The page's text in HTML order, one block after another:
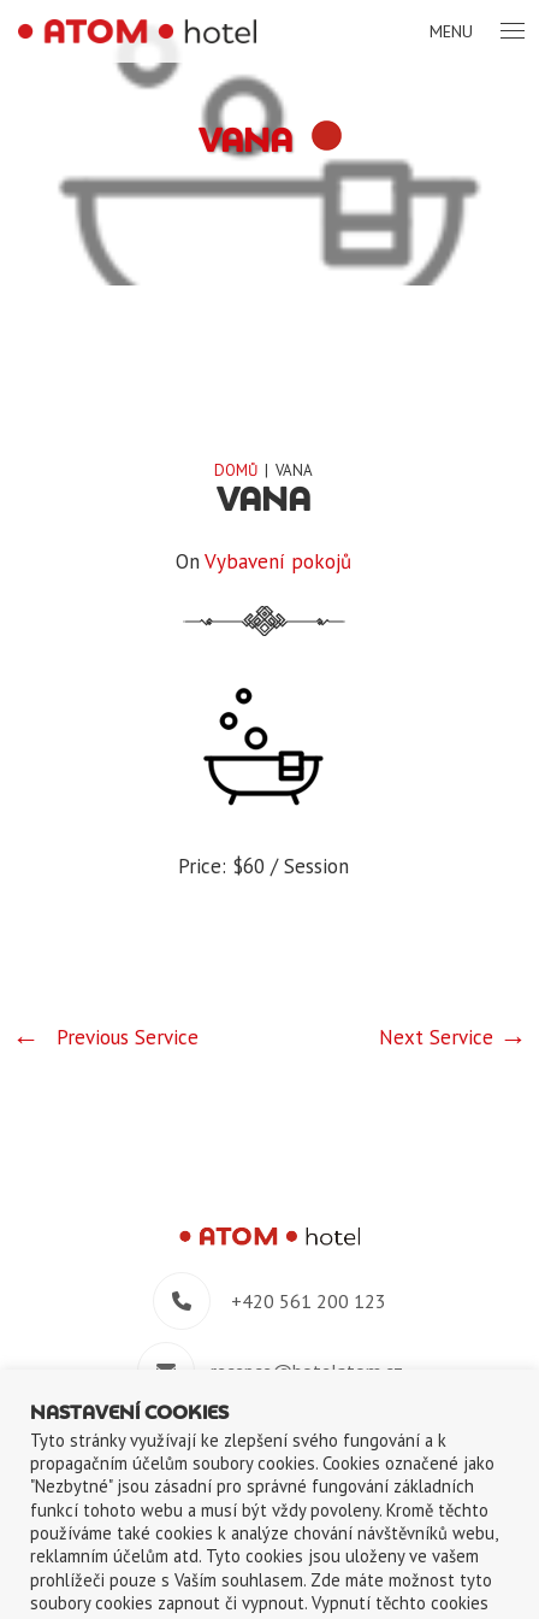
MENU
VANA
DOMŮ | VANA
VANA
On Vybavení pokojů
Price: $60 / Session
Previous Service Next Service
+420 561 200 123
recepce@hotelatom.cz
+420 739 348 914
Velkomeziříčská 640/45, 674 01 Třebíč
NASTAVENÍ COOKIES
Tyto stránky využívají ke zlepšení svého fungování a k
propagačním účelům soubory cookies. Cookies označené jako
"Nezbytné" jsou zásadní pro správné fungování základních
funkcí tohoto webu a musí být vždy povoleny. Kromě těchto
používáme také cookies k analýze chování návštěvníků webu,
reklamním účelům atd. Tyto cookies jsou uloženy ve vašem
prohlížeči pouze s Vaším souhlasem. Zde máte možnost tyto
soubory cookies zapnout či vypnout. Vypnutí těchto cookies